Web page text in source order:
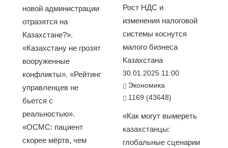
новой администрации
отразятся на
Казахстане?».
«Казахстану не грозят
вооруженные
конфликты». «Рейтинг
управленцев не
бьется с
реальностью».
«ОСМС: пациент
скорее мёртв, чем
Рост НДС и
изменения налоговой
системы коснутся
малого бизнеса
Казахстана
30.01.2025 11:00
Экономика
1169 (43648)
«Как могут вымереть
казахстанцы:
глобальные сценарии